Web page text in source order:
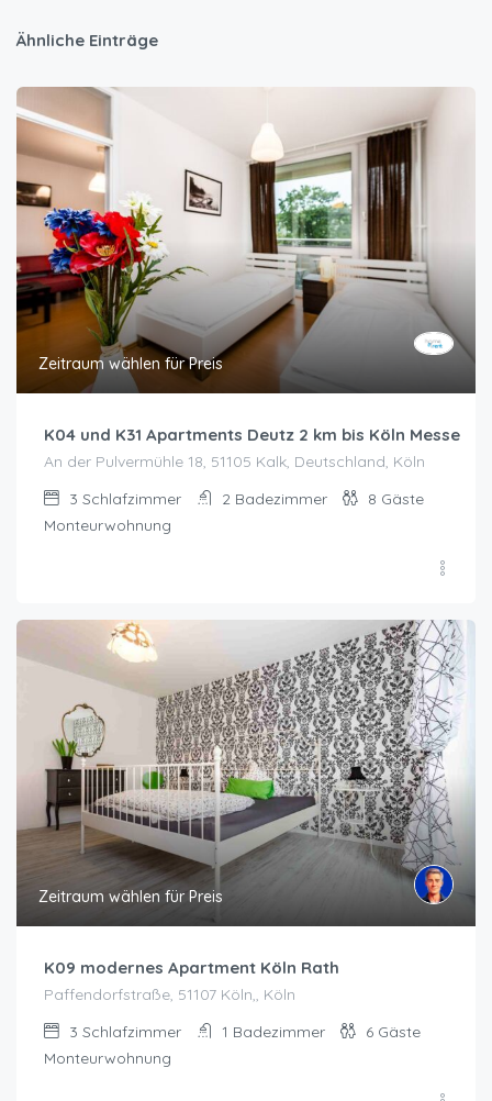
Ähnliche Einträge
Zeitraum wählen für Preis
K04 und K31 Apartments Deutz 2 km bis Köln Messe
An der Pulvermühle 18, 51105 Kalk, Deutschland, Köln
3 Schlafzimmer 2 Badezimmer 8 Gäste
Monteurwohnung
Zeitraum wählen für Preis
K09 modernes Apartment Köln Rath
Paffendorfstraße, 51107 Köln,, Köln
3 Schlafzimmer 1 Badezimmer 6 Gäste
Monteurwohnung